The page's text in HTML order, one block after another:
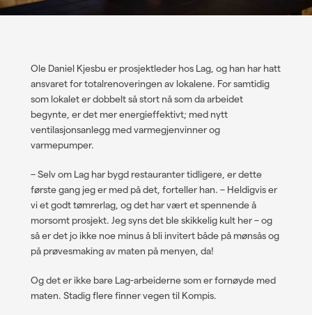
Ole Daniel Kjesbu er prosjektleder hos Lag, og han har hatt
ansvaret for totalrenoveringen av lokalene. For samtidig
som lokalet er dobbelt så stort nå som da arbeidet
begynte, er det mer energieffektivt; med nytt
ventilasjonsanlegg med varmegjenvinner og
varmepumper.
– Selv om Lag har bygd restauranter tidligere, er dette
første gang jeg er med på det, forteller han. – Heldigvis er
vi et godt tømrerlag, og det har vært et spennende å
morsomt prosjekt. Jeg syns det ble skikkelig kult her – og
så er det jo ikke noe minus å bli invitert både på mønsås og
på prøvesmaking av maten på menyen, da!
Og det er ikke bare Lag-arbeiderne som er fornøyde med
maten. Stadig flere finner vegen til Kompis.